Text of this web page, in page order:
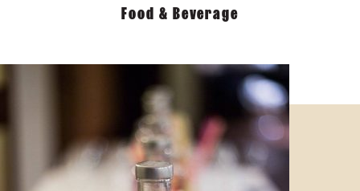
Food & Beverage